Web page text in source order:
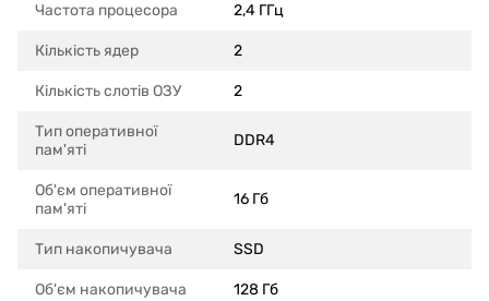
Частота процесора 2,4 ГГц
Кількість ядер 2
Кількість слотів ОЗУ 2
Тип оперативної
пам'яті
DDR4
Об'єм оперативної
пам'яті
16 Гб
Тип накопичувача SSD
Об'єм накопичувача 128 Гб